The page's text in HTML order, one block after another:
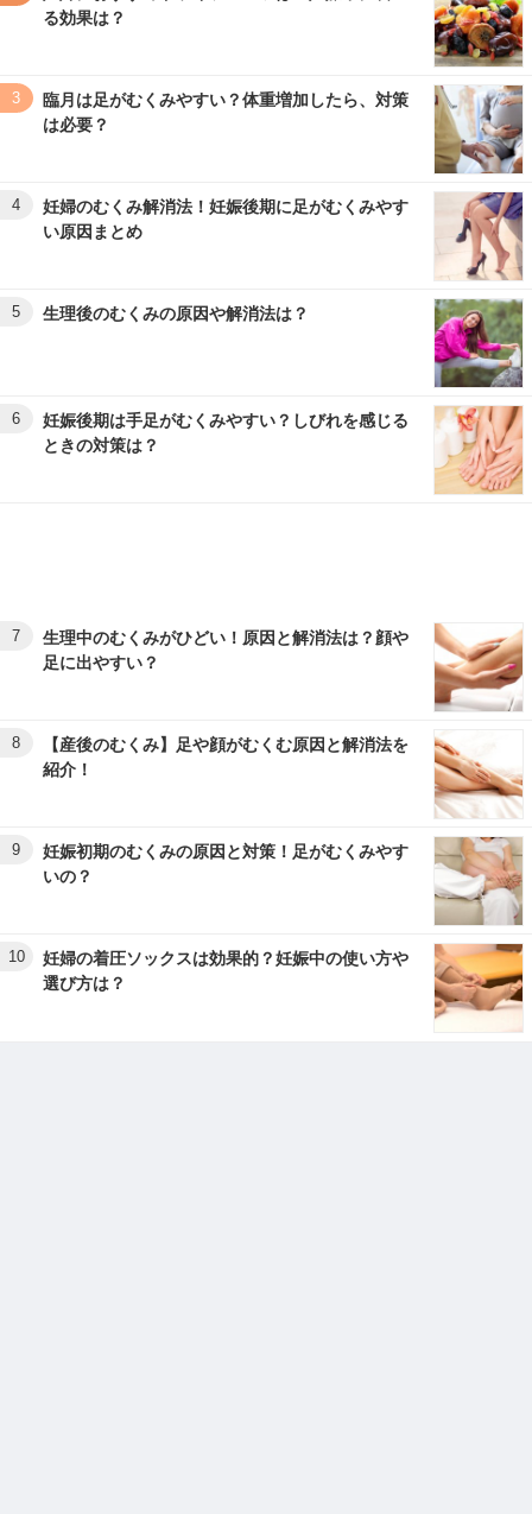
る効果は？
3
臨月は足がむくみやすい？体重増加したら、対策
は必要？
4
妊婦のむくみ解消法！妊娠後期に足がむくみやす
い原因まとめ
5 生理後のむくみの原因や解消法は？
6
妊娠後期は手足がむくみやすい？しびれを感じる
ときの対策は？
7
生理中のむくみがひどい！原因と解消法は？顔や
足に出やすい？
8
【産後のむくみ】足や顔がむくむ原因と解消法を
紹介！
9
妊娠初期のむくみの原因と対策！足がむくみやす
いの？
10
妊婦の着圧ソックスは効果的？妊娠中の使い方や
選び方は？